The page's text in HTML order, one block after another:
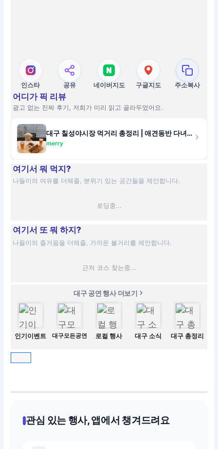
인스타 공유 네이버지도 구글지도 주소복사
어디가 픽 리뷰
광고 없는 진짜 후기, 저희가 미리 읽고 골라두었어요.
대구 칠성야시장 먹거리 총정리 | 애견동반 다녀온 후기
merry
여기서 뭐 먹지?
나들이의 여유를 더해줄, 분위기 있는 공간들을 제안합니다.
로딩중...
여기서 또 뭐 하지?
나들이의 즐거움을 더해줄, 가까운 볼거리를 제안합니다.
근처 코스 찾는중...
대구 공연 행사 더보기
인기이벤트 대구모든공연 로컬 행사 대구 소식 대구 총정리
관심 있는 행사, 앱에서 챙겨드려요